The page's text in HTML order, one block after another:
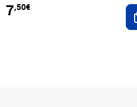
au panier
7,50€